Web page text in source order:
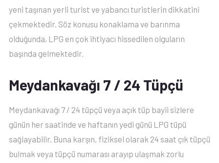
yeni taşınan yerli turist ve yabancı turistlerin dikkatini
çekmektedir. Söz konusu konaklama ve barınma
olduğunda, LPG en çok ihtiyacı hissedilen olguların
başında gelmektedir.
Meydankavağı 7 / 24 Tüpçü
Meydankavağı 7 / 24 tüpçü veya açık tüp bayii sizlere
günün her saatinde ve haftanın yedi günü LPG tüpü
sağlayabilir. Buna karşın, fiziksel olarak 24 saat çık tüpçü
bulmak veya tüpçü numarası arayıp ulaşmak zorlu